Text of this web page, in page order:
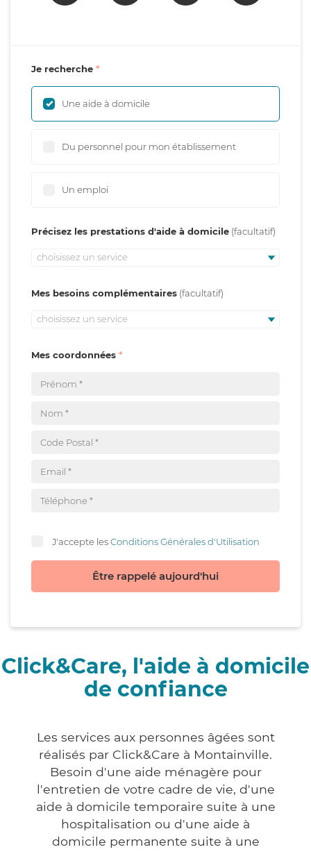
Je recherche
Une aide à domicile
Du personnel pour mon établissement
Un emploi
Précisez les prestations d'aide à domicile
choisissez un service
Mes besoins complémentaires
choisissez un service
Mes coordonnées
J'accepte lesConditions Générales d'Utilisation
Être rappelé aujourd'hui
Click&Care, l'aide à domicile
de confiance
Les services aux personnes âgées sont
réalisés par Click&Care à Montainville.
Besoin d'une aide ménagère pour
l'entretien de votre cadre de vie, d'une
aide à domicile temporaire suite à une
hospitalisation ou d'une aide à
domicile permanente suite à une